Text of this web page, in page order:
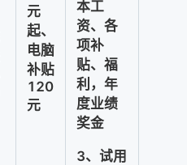
元
起、
电脑
补贴
120
元
本工
资、各
项补
贴、福
利，年
度业绩
奖金
3、 试用